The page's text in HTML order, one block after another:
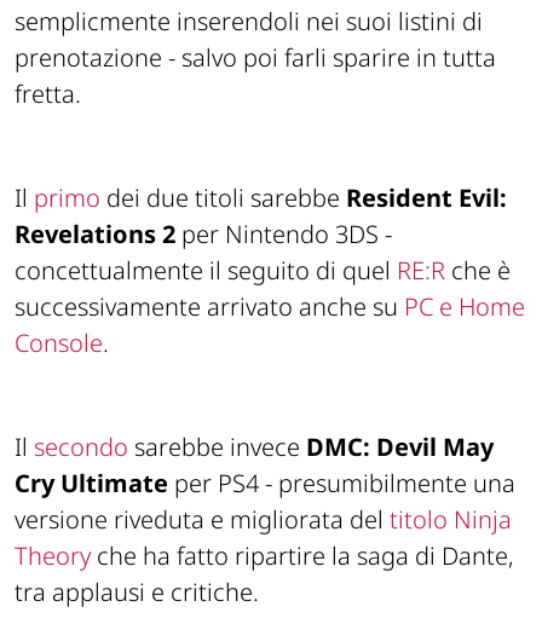
semplicmente inserendoli nei suoi listini di
prenotazione - salvo poi farli sparire in tutta
fretta.
Il primo dei due titoli sarebbe Resident Evil:
Revelations 2 per Nintendo 3DS -
concettualmente il seguito di quel RE:R che è
successivamente arrivato anche su PC e Home
Console.
Il secondo sarebbe invece DMC: Devil May
Cry Ultimate per PS4 - presumibilmente una
versione riveduta e migliorata del titolo Ninja
Theoryche ha fatto ripartire la saga di Dante,
tra applausi e critiche.